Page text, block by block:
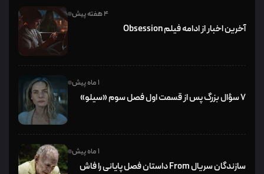
4 هفته پیش
آخرین اخبار از ادامه فیلم Obsession
1 ماه پیش
۷ سؤال بزرگ پس از قسمت اول فصل سوم «سیلو»
1 ماه پیش
سازندگان سریال From داستان فصل پایانی را فاش